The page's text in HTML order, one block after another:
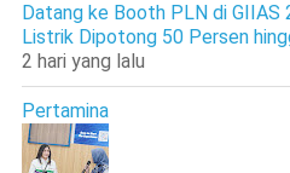
Datang ke Booth PLN di GIIAS
Listrik Dipotong 50 Persen
2 hari yang lalu
Pertamina